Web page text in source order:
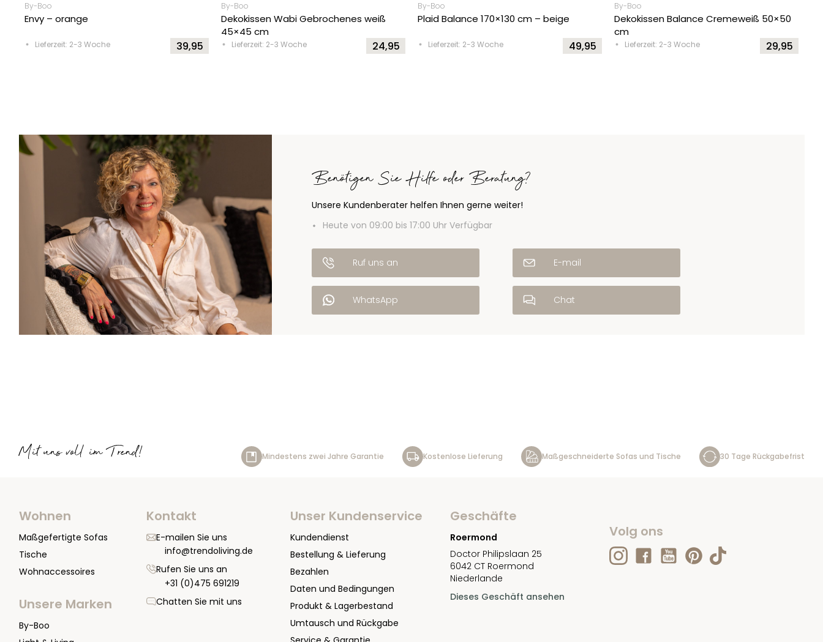
By-Boo
Envy – orange
Lieferzeit: 2-3 Woche 39,95
By-Boo
Dekokissen Wabi Gebrochenes weiß
45×45 cm
Lieferzeit: 2-3 Woche 24,95
By-Boo
Plaid Balance 170×130 cm – beige
Lieferzeit: 2-3 Woche 49,95
By-Boo
Dekokissen Balance Cremeweiß 50×50
cm
Lieferzeit: 2-3 Woche 29,95
Benötigen Sie Hilfe oder Beratung?
Unsere Kundenberater helfen Ihnen gerne weiter!
Heute von 09:00 bis 17:00 Uhr Verfügbar
Ruf uns an E-mail
WhatsApp Chat
Mit uns voll im Trend! Mindestens zwei Jahre Garantie Kostenlose Lieferung Maßgeschneiderte Sofas und Tische 30 Tage Rückgabefrist
Wohnen
Maßgefertigte Sofas
Tische
Wohnaccessoires
Unsere Marken
By-Boo
Kontakt
E-mailen Sie uns
info@trendoliving.de
Rufen Sie uns an
+31 (0)475 691219
Chatten Sie mit uns
Unser Kundenservice
Kundendienst
Bestellung & Lieferung
Bezahlen
Daten und Bedingungen
Produkt & Lagerbestand
Umtausch und Rückgabe
Geschäfte
Roermond
Doctor Philipslaan 25
6042 CT Roermond
Niederlande
Dieses Geschäft ansehen
Volg ons